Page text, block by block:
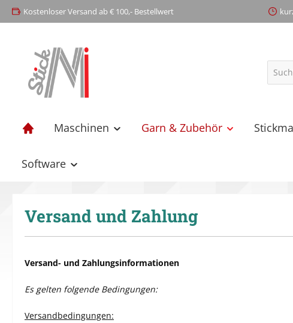
Zur Hauptnavigation springen
Kostenloser Versand ab € 100,- Bestellwert
Maschinen Garn & Zubehör
Software
Versand und Zahlung
Versand- und Zahlungsinformationen
Es gelten folgende Bedingungen:
Versandbedingungen: